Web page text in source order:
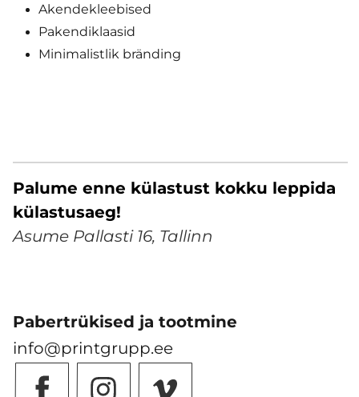
Akendekleebised
Pakendiklaasid
Minimalistlik bränding
Palume enne külastust kokku leppida
külastusaeg!
Asume Pallasti 16, Tallinn
Pabertrükised ja tootmine
info@printgrupp.ee